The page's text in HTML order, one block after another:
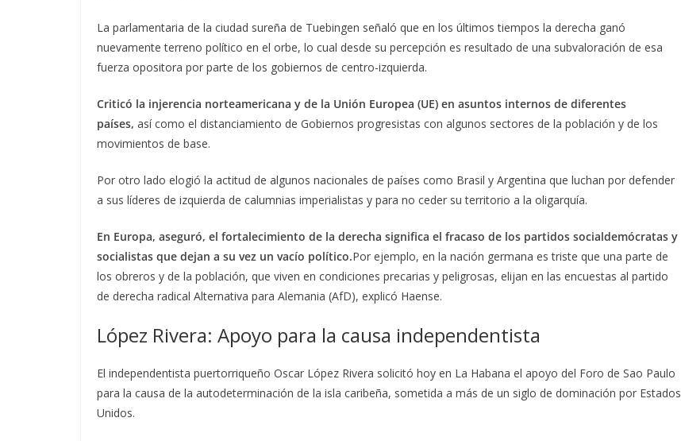
La parlamentaria de la ciudad sureña de Tuebingen señaló que en los últimos tiempos la derecha ganó
nuevamente terreno político en el orbe, lo cual desde su percepción es resultado de una subvaloración de esa
fuerza opositora por parte de los gobiernos de centro-izquierda.
Criticó la injerencia norteamericana y de la Unión Europea (UE) en asuntos internos de diferentes
países, así como el distanciamiento de Gobiernos progresistas con algunos sectores de la población y de los
movimientos de base.
Por otro lado elogió la actitud de algunos nacionales de países como Brasil y Argentina que luchan por defender
a sus líderes de izquierda de calumnias imperialistas y para no ceder su territorio a la oligarquía.
En Europa, aseguró, el fortalecimiento de la derecha significa el fracaso de los partidos socialdemócratas y
socialistas que dejan a su vez un vacío político.Por ejemplo, en la nación germana es triste que una parte de
los obreros y de la población, que viven en condiciones precarias y peligrosas, elijan en las encuestas al partido
de derecha radical Alternativa para Alemania (AfD), explicó Haense.
López Rivera: Apoyo para la causa independentista
El independentista puertorriqueño Oscar López Rivera solicitó hoy en La Habana el apoyo del Foro de Sao Paulo
para la causa de la autodeterminación de la isla caribeña, sometida a más de un siglo de dominación por Estados
Unidos.